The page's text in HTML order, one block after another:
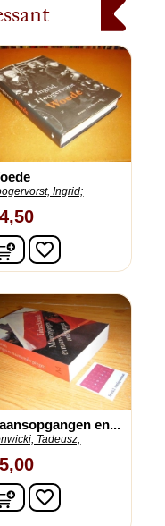
Ingrid;
In winkelwagen
favorite_border
en...
Tadeusz;
In winkelwagen
favorite_border